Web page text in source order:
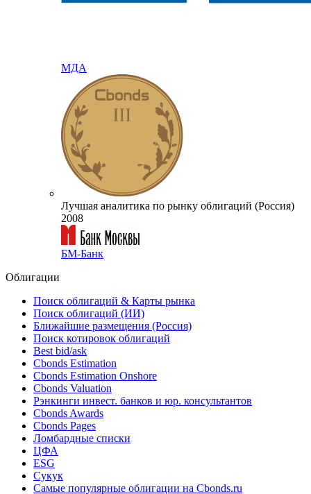
МДА
Лучшая аналитика по рынку облигаций (Россия)
БМ-Банк
Облигации
Поиск облигаций & Карты рынка
Поиск облигаций (ИИ)
Ближайшие размещения (Россия)
Поиск котировок облигаций
Best bid/ask
Cbonds Estimation
Cbonds Estimation Onshore
Cbonds Valuation
Рэнкинги инвест. банков и юр. консультантов
Cbonds Awards
Cbonds Pages
Ломбардные списки